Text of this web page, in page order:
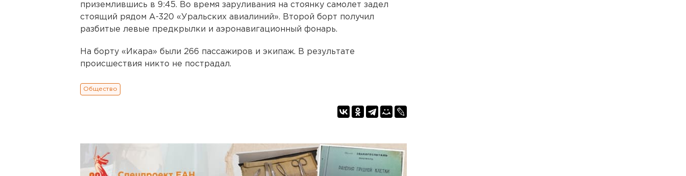
приземлившись в 9:45. Во время заруливания на стоянку самолет задел
стоящий рядом А-320 «Уральских авиалиний». Второй борт получил
разбитые левые предкрылки и аэронавигационный фонарь.
На борту «Икара» были 266 пассажиров и экипаж. В результате
происшествия никто не пострадал.
Общество